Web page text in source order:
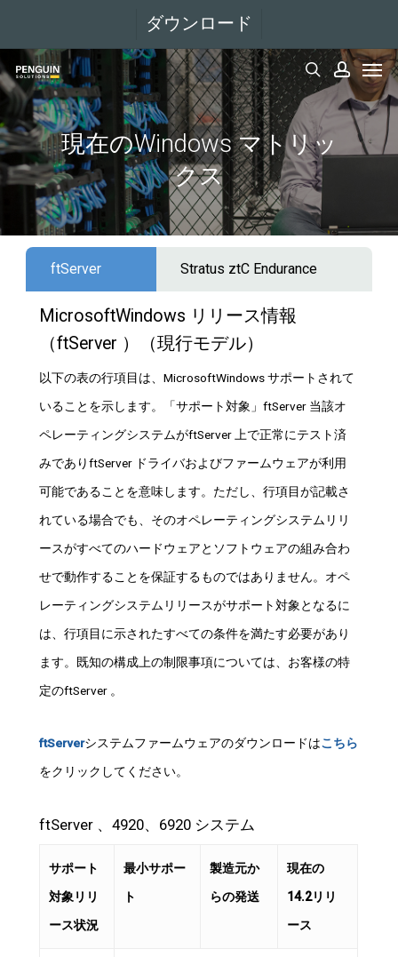
ン
コ
ン
テ
ン
へ
ダウンロード
検索 アカウント
メニュー
現在のWindows マトリッ
クス
ftServer Stratus ztC Endurance
MicrosoftWindows リリース情報
（ftServer ）（現行モデル）
以下の表の行項目は、MicrosoftWindows サポートされて
いることを示します。「サポート対象」ftServer 当該オ
ペレーティングシステムがftServer 上で正常にテスト済
みでありftServer ドライバおよびファームウェアが利用
可能であることを意味します。ただし、行項目が記載さ
れている場合でも、そのオペレーティングシステムリリ
ースがすべてのハードウェアとソフトウェアの組み合わ
せで動作することを保証するものではありません。オペ
レーティングシステムリリースがサポート対象となるに
は、行項目に示されたすべての条件を満たす必要があり
ます。既知の構成上の制限事項については、お客様の特
定のftServer 。
ftServerシステムファームウェアのダウンロードはこちら
をクリックしてください。
ftServer 、4920、6920 システム
サポート
対象リリ
ース状況
最小サポー
ト
製造元か
らの発送
現在の
14.2リリ
ース